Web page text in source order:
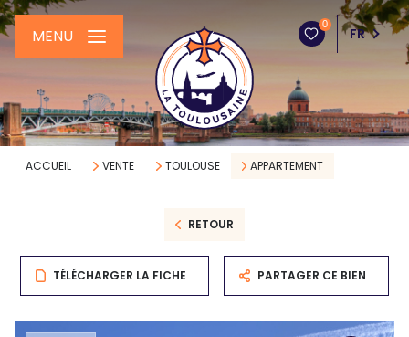
0
FR
MENU
ACCUEIL VENTE TOULOUSE APPARTEMENT
RETOUR
TÉLÉCHARGER LA FICHE PARTAGER CE BIEN